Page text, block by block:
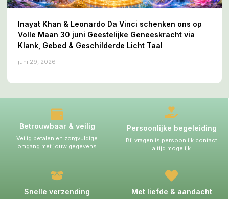
Inayat Khan & Leonardo Da Vinci schenken ons op
Volle Maan 30 juni Geestelijke Geneeskracht via
Klank, Gebed & Geschilderde Licht Taal
juni 29, 2026
Betrouwbaar & veilig
Veilig betalen en zorgvuldige
omgang met jouw gegevens
Persoonlijke begeleiding
Bij vragen is persoonlijk contact
altijd mogelijk
Snelle verzending Met liefde & aandacht